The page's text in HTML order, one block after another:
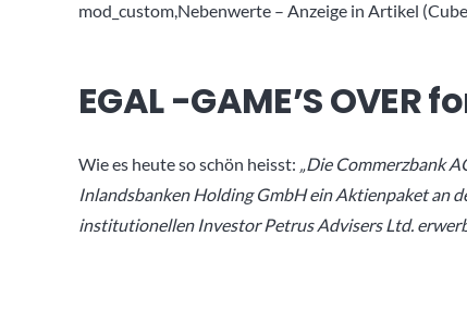
mod_custom,Nebenwerte – Anzeige in Artikel
EGAL -GAME’S OVER
Wie es heute so schön heisst: „Die Commerzbank
Inlandsbanken Holding GmbH ein Aktienpaket an
institutionellen Investor Petrus Advisers Ltd.